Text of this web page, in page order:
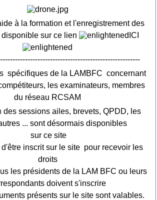
à la formation et l'enregistrement des
sur ce lien
ICI
spécifiques de la LAMBFC concernant
les examinateurs, membres
du réseau RCSAM
des sessions ailes, brevets, QPDD, les
... sont désormais disponibles
sur ce site
inscrit sur le site pour recevoir les
droits
les présidents de la LAM BFC ou leurs
doivent s'inscrire
présents sur le site sont valables.